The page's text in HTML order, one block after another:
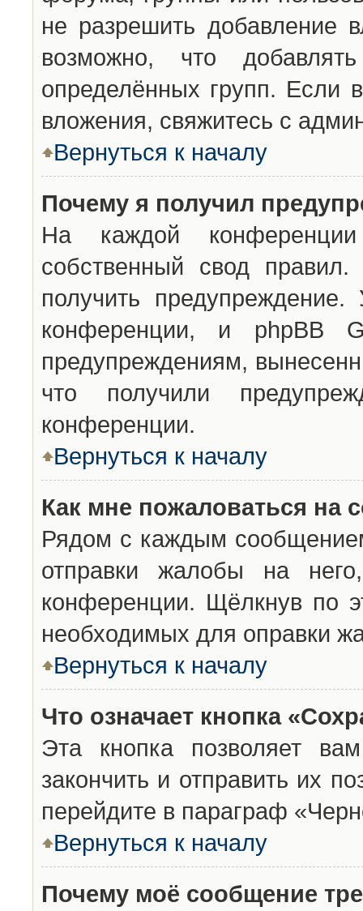
не разрешить добавление
возможно, что
определённых групп. Если
вложения, свяжитесь с
Вернуться к началу
Почему я получил
На каждой конференции
собственный свод
получить
конференции, и phpBB
предупреждениям,
что получили
конференции.
Вернуться к началу
Как мне пожаловаться на
Рядом с каждым
отправки жалобы на
конференции. Щёлкнув по
необходимых для оправки
Вернуться к началу
Что означает кнопка
Эта кнопка позволяет
закончить и отправить их
перейдите в параграф
Вернуться к началу
Почему моё сообщение